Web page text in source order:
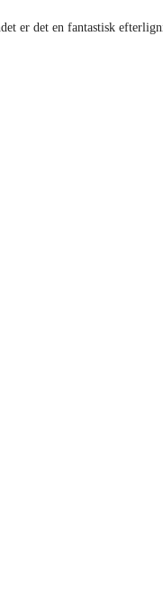
er det en fantastisk